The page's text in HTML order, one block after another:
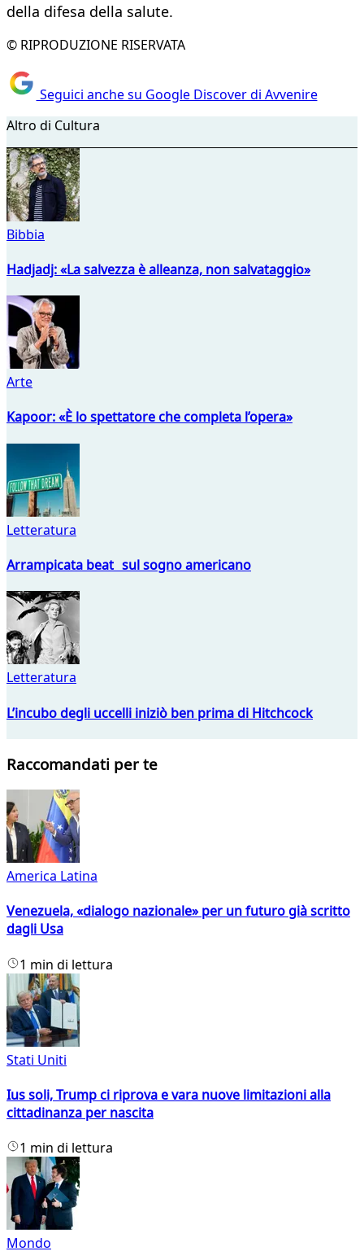
della difesa della salute.
© RIPRODUZIONE RISERVATA
Seguici anche su Google Discover di Avvenire
Altro di Cultura
Bibbia
Hadjadj: «La salvezza è alleanza, non salvataggio»
Arte
Kapoor: «È lo spettatore che completa l’opera»
Letteratura
Arrampicata beat sul sogno americano
Letteratura
L’incubo degli uccelli iniziò ben prima di Hitchcock
Raccomandati per te
America Latina
Venezuela, «dialogo nazionale» per un futuro già scritto
dagli Usa
1 min di lettura
Stati Uniti
Ius soli, Trump ci riprova e vara nuove limitazioni alla
cittadinanza per nascita
1 min di lettura
Mondo